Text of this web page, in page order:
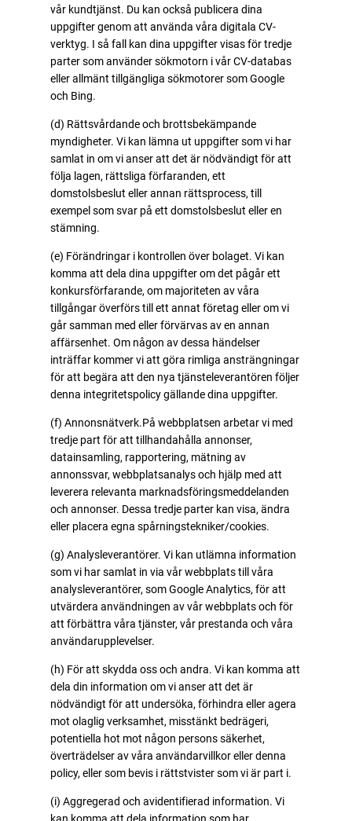
vår kundtjänst. Du kan också publicera dina
uppgifter genom att använda våra digitala CV-
verktyg. I så fall kan dina uppgifter visas för tredje
parter som använder sökmotorn i vår CV-databas
eller allmänt tillgängliga sökmotorer som Google
och Bing.
(d) Rättsvårdande och brottsbekämpande
myndigheter. Vi kan lämna ut uppgifter som vi har
samlat in om vi anser att det är nödvändigt för att
följa lagen, rättsliga förfaranden, ett
domstolsbeslut eller annan rättsprocess, till
exempel som svar på ett domstolsbeslut eller en
stämning.
(e) Förändringar i kontrollen över bolaget. Vi kan
komma att dela dina uppgifter om det pågår ett
konkursförfarande, om majoriteten av våra
tillgångar överförs till ett annat företag eller om vi
går samman med eller förvärvas av en annan
affärsenhet. Om någon av dessa händelser
inträffar kommer vi att göra rimliga ansträngningar
för att begära att den nya tjänsteleverantören följer
denna integritetspolicy gällande dina uppgifter.
(f) Annonsnätverk.På webbplatsen arbetar vi med
tredje part för att tillhandahålla annonser,
datainsamling, rapportering, mätning av
annonssvar, webbplatsanalys och hjälp med att
leverera relevanta marknadsföringsmeddelanden
och annonser. Dessa tredje parter kan visa, ändra
eller placera egna spårningstekniker/cookies.
(g) Analysleverantörer. Vi kan utlämna information
som vi har samlat in via vår webbplats till våra
analysleverantörer, som Google Analytics, för att
utvärdera användningen av vår webbplats och för
att förbättra våra tjänster, vår prestanda och våra
användarupplevelser.
(h) För att skydda oss och andra. Vi kan komma att
dela din information om vi anser att det är
nödvändigt för att undersöka, förhindra eller agera
mot olaglig verksamhet, misstänkt bedrägeri,
potentiella hot mot någon persons säkerhet,
överträdelser av våra användarvillkor eller denna
policy, eller som bevis i rättstvister som vi är part i.
(i) Aggregerad och avidentifierad information. Vi